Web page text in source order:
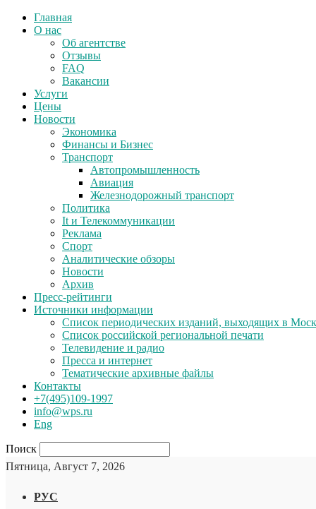
Главная
О нас
Об агентстве
Отзывы
FAQ
Вакансии
Услуги
Цены
Новости
Экономика
Финансы и Бизнес
Транспорт
Автопромышленность
Авиация
Железнодорожный транспорт
Политика
It и Телекоммуникации
Реклама
Спорт
Аналитические обзоры
Новости
Архив
Пресс-рейтинги
Источники информации
Список периодических изданий, выходящих в
Список российской региональной печати
Телевидение и радио
Пресса и интернет
Тематические архивные файлы
Контакты
+7(495)109-1997
info@wps.ru
Eng
Поиск
Пятница, Август 7, 2026
РУС